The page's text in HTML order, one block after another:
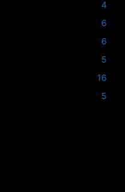
4
6
6
5
16
5